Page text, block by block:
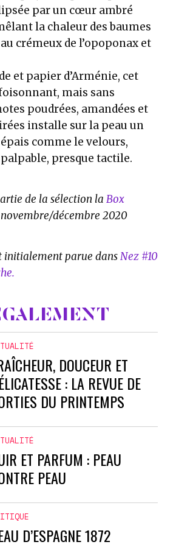
par un cœur ambré
la chaleur des baumes
crémeux de l’opoponax et
et papier d’Arménie, cet
mais sans
poudrées, amandées et
installe sur la peau un
comme le velours,
presque tactile.
de la sélection la Box
décembre 2020
initialement parue dansNez #10
DOUCEUR ET
: LA REVUE DE
DU PRINTEMPS
ET PARFUM : PEAU
PEAU
D’ESPAGNE 1872